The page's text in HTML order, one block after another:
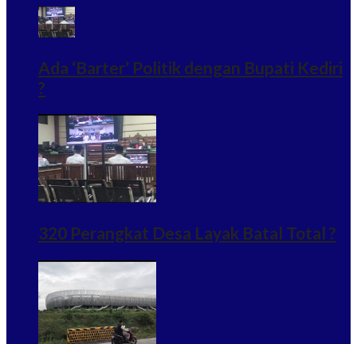
Ada ‘Barter’ Politik dengan Bupati Kediri
?
320 Perangkat Desa Layak Batal Total ?